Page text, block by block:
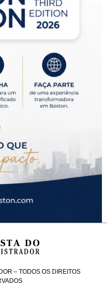
– TODOS OS DIREITOS